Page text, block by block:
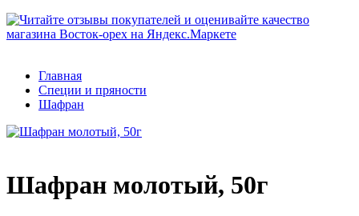
Главная
Специи и пряности
Шафран
Шафран молотый, 50г